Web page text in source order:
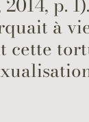
p.
à
cette